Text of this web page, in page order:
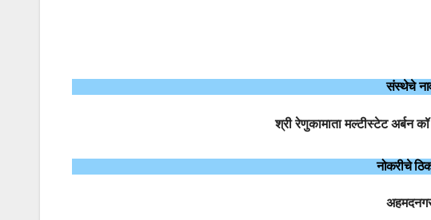
संस्थेचे
श्री रेणुकामाता मल्टीस्टेट अर्बन
नोकरीचे